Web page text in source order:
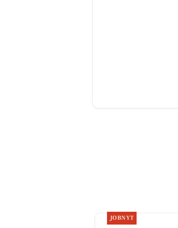
JOBNYT